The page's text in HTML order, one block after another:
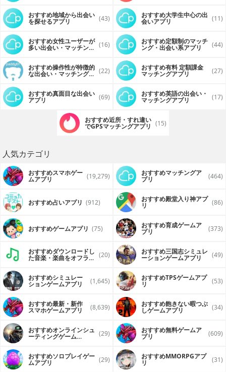
おすすめ地域から出会い
を探せるアプリ (43) おすすめ大学生中心の出
会いアプリ (11)
おすすめ女性ユーザーが
多い出会い・マッチング (16) おすすめ定額制のマッチ
ング・出会い系アプリ (44)
おすすめ操作性が特徴的
な出会い・マッチングア (22) おすすめ有料 定額課金
マッチングアプリ (27)
おすすめ真面目な出会い
アプリ (69) おすすめ英語の出会い・
マッチングアプリ (17)
おすすめ近所・すれ違い
でGPSマッチングアプリ (15)
人気カテゴリ
おすすめスマホゲー
ムアプリ (19,279) おすすめマッチングア
プリ (464)
おすすめ占いアプリ (912) おすすめ殿堂入り神アプ
リ (86)
おすすめゲームアプリ (75) おすすめ育成ゲームア
プリ (373)
おすすめダウンロードし
た音楽・楽曲をオフライ (20) おすすめ三国志シミュレ
ーションゲームアプリ (49)
おすすめシミュレー
ションゲームアプリ (1,645) おすすめTPSゲームアプ
リ (53)
おすすめ最新・新作
スマホゲームアプリ (8,639) おすすめ飽きない暇つぶ
しゲームアプリ (34)
おすすめオンラインシュ
ーティングゲーム (29) おすすめ無料ゲームア
プリ (609)
おすすめソロプレイゲー
ムアプリ (29) おすすめ MMORPGアプ
リ (31)